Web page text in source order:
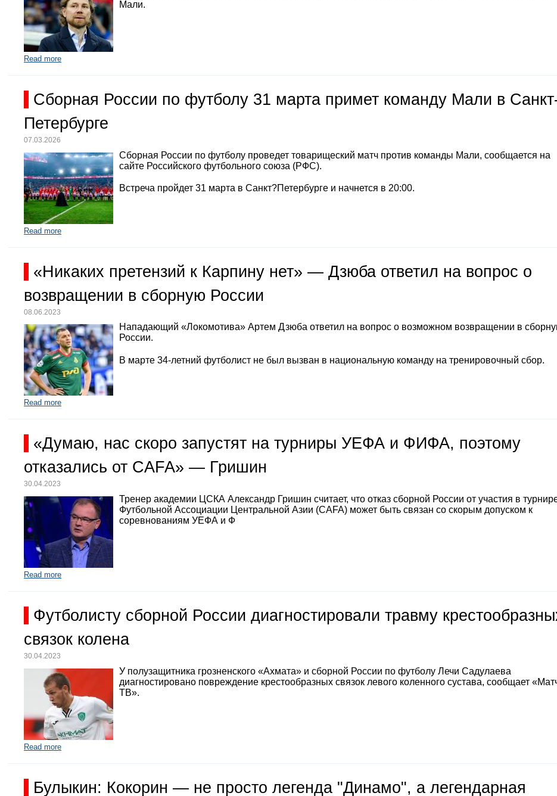
Мали.
Read more
Сборная России по футболу 31 марта примет команду Мали в
Петербурге
07.03.2026
Сборная России по футболу проведет товарищеский матч против команды Мали, сообщается на
сайте Российского футбольного союза (РФС).
Встреча пройдет 31 марта в Санкт?Петербурге и начнется в 20:00.
Read more
«Никаких претензий к Карпину нет» — Дзюба ответил на вопрос о
возвращении в сборную России
08.06.2023
Нападающий «Локомотива» Артем Дзюба ответил на вопрос о возможном возвращении в
России.
В марте 34-летний футболист не был вызван в национальную команду на тренировочный сбор.
Read more
«Думаю, нас скоро запустят на турниры УЕФА и ФИФА, поэтому
отказались от CAFA» — Гришин
30.04.2023
Тренер академии ЦСКА Александр Гришин считает, что отказ сборной России от участия в
Футбольной Ассоциации Центральной Азии (CAFA) может быть связан со скорым допуском к
соревнованиям УЕФА и Ф
Read more
Футболисту сборной России диагностировали травму
связок колена
30.04.2023
У полузащитника грозненского «Ахмата» и сборной России по футболу Лечи Садулаева
диагностировано повреждение крестообразных связок левого коленного сустава, сообщает
ТВ».
Read more
Булыкин: Кокорин — не просто легенда "Динамо", а легендарная